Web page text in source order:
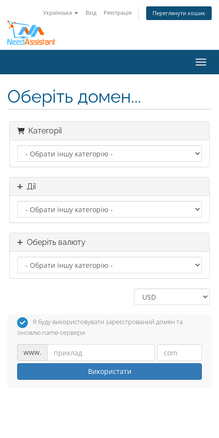
Українська Вхід Реєстрація Переглянути кошик
Оберіть домен...
Категорії
Дії
Оберіть валюту
Я буду використовувати зареєстрований домен та
оновлю name-сервери
www.
Використати